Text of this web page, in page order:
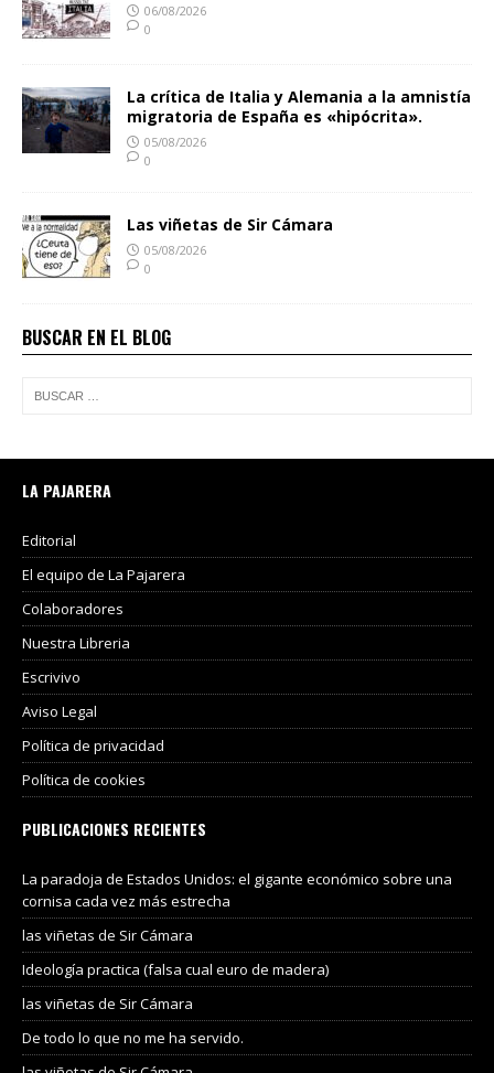
06/08/2026
0
La crítica de Italia y Alemania a la amnistía
migratoria de España es «hipócrita».
05/08/2026
0
Las viñetas de Sir Cámara
05/08/2026
0
BUSCAR EN EL BLOG
LA PAJARERA
Editorial
El equipo de La Pajarera
Colaboradores
Nuestra Libreria
Escrivivo
Aviso Legal
Política de privacidad
Política de cookies
PUBLICACIONES RECIENTES
La paradoja de Estados Unidos: el gigante económico sobre una
cornisa cada vez más estrecha
las viñetas de Sir Cámara
Ideología practica (falsa cual euro de madera)
las viñetas de Sir Cámara
De todo lo que no me ha servido.